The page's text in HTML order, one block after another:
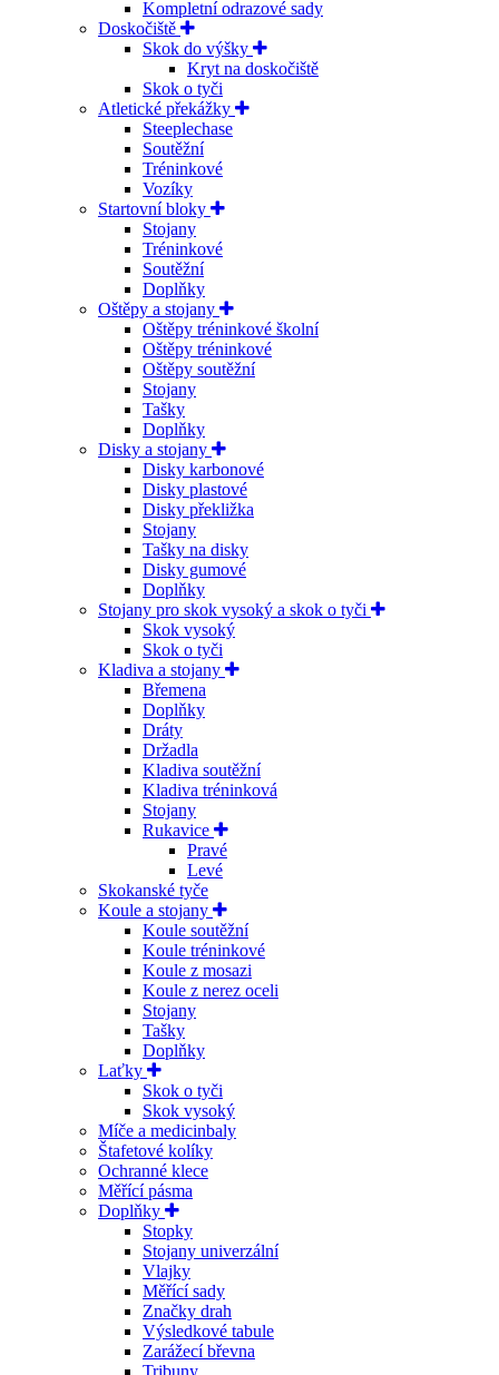
Kompletní odrazové sady
Doskočiště
Skok do výšky
Kryt na doskočiště
Skok o tyči
Atletické překážky
Steeplechase
Soutěžní
Tréninkové
Vozíky
Startovní bloky
Stojany
Tréninkové
Soutěžní
Doplňky
Oštěpy a stojany
Oštěpy tréninkové školní
Oštěpy tréninkové
Oštěpy soutěžní
Stojany
Tašky
Doplňky
Disky a stojany
Disky karbonové
Disky plastové
Disky překližka
Stojany
Tašky na disky
Disky gumové
Doplňky
Stojany pro skok vysoký a skok o tyči
Skok vysoký
Skok o tyči
Kladiva a stojany
Břemena
Doplňky
Dráty
Držadla
Kladiva soutěžní
Kladiva tréninková
Stojany
Rukavice
Pravé
Levé
Skokanské tyče
Koule a stojany
Koule soutěžní
Koule tréninkové
Koule z mosazi
Koule z nerez oceli
Stojany
Tašky
Doplňky
Laťky
Skok o tyči
Skok vysoký
Míče a medicinbaly
Štafetové kolíky
Ochranné klece
Měřící pásma
Doplňky
Stopky
Stojany univerzální
Vlajky
Měřící sady
Značky drah
Výsledkové tabule
Zarážecí břevna
Tribuny